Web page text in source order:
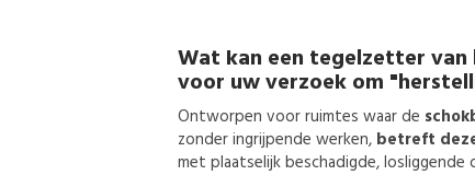
Wat kan een tegelzetter van
voor uw verzoek om
Ontworpen voor ruimtes waar de
zonder ingrijpende werken, betreft
met plaatselijk beschadigde,